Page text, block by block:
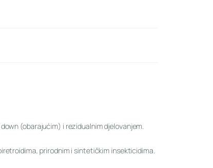
(obarajućim) i rezidualnim djelovanjem.
prirodnim i sintetičkim insekticidima.